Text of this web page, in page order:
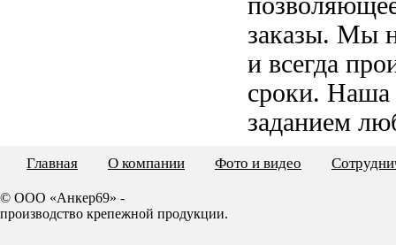
заказы. Мы
и всегда
сроки. Наша
заданием
Главная О компании Фото и видео
© ООО «Анкер69» -
производство крепежной продукции.